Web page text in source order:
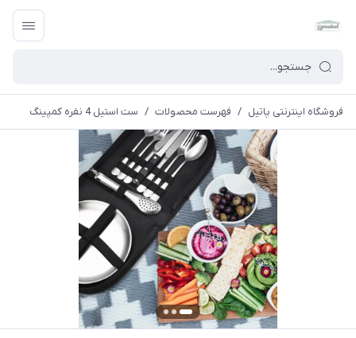
فروشگاه اینترنتی پاتیل / فهرست محصولات / ست استیل 4 نفره کمپینگ